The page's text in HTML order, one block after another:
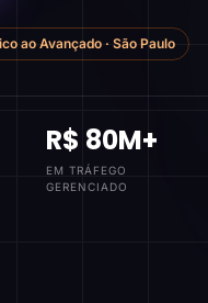
ao Avançado · São Paulo
R$ 80M+
EM TRÁFEGO
GERENCIADO